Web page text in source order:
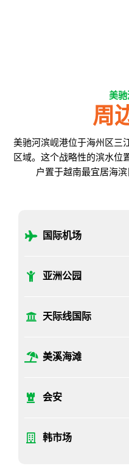
美
周
美驰河滨岘港位于海州区三
区域。这个战略性的滨水位
户置于越南最宜居海滨
国际机场
亚洲公园
天际线国际
美溪海滩
会安
韩市场